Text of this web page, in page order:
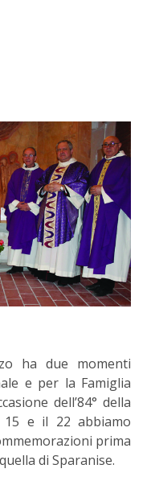
ha due momenti
e per la Famiglia
dell’84° della
15 e il 22 abbiamo
prima
di Sparanise.